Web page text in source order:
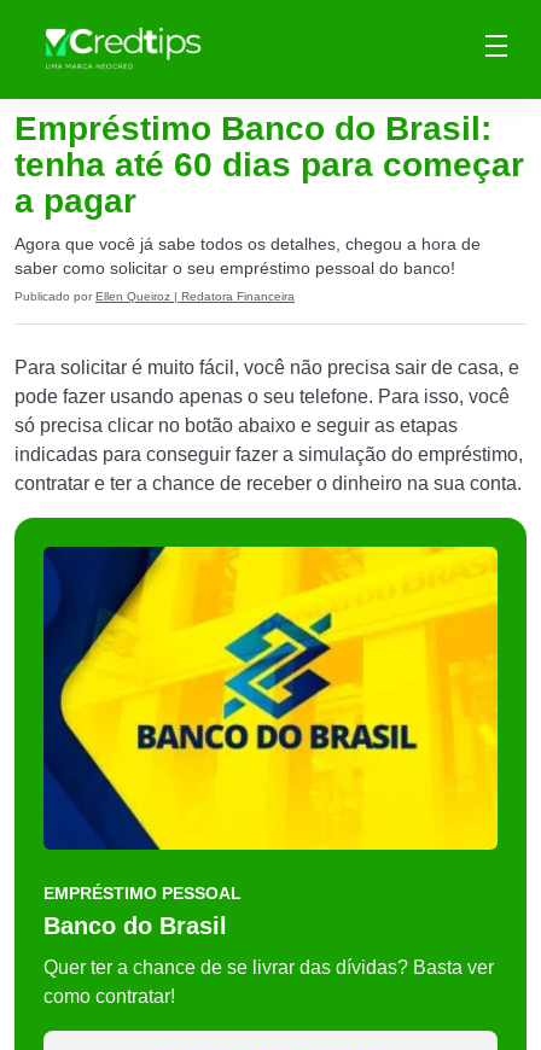
Empréstimo Banco do Brasil:
tenha até 60 dias para começar
a pagar
Agora que você já sabe todos os detalhes, chegou a hora de
saber como solicitar o seu empréstimo pessoal do banco!
Publicado por Ellen Queiroz | Redatora Financeira
Para solicitar é muito fácil, você não precisa sair de casa, e
pode fazer usando apenas o seu telefone. Para isso, você
só precisa clicar no botão abaixo e seguir as etapas
indicadas para conseguir fazer a simulação do empréstimo,
contratar e ter a chance de receber o dinheiro na sua conta.
EMPRÉSTIMO PESSOAL
Banco do Brasil
Quer ter a chance de se livrar das dívidas? Basta ver
como contratar!